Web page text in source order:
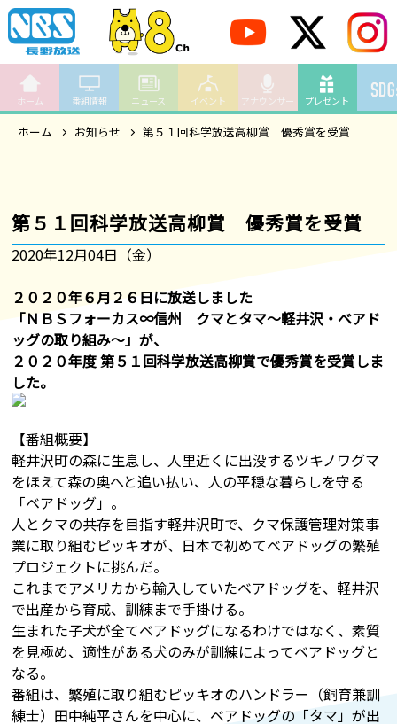
ホーム 番組情報 ニュース イベント アナウンサー プレゼント
ホーム お知らせ 第５１回科学放送高柳賞 優秀賞を受賞
第５１回科学放送高柳賞 優秀賞を受賞
2020年12月04日（金）
２０２０年６月２６日に放送しました
「ＮＢＳフォーカス∞信州 クマとタマ～軽井沢・ベアド
ッグの取り組み～」が、
２０２０年度 第５１回科学放送高柳賞で優秀賞を受賞しま
した。
【番組概要】
軽井沢町の森に生息し、人里近くに出没するツキノワグマ
をほえて森の奥へと追い払い、人の平穏な暮らしを守る
「ベアドッグ」。
人とクマの共存を目指す軽井沢町で、クマ保護管理対策事
業に取り組むピッキオが、日本で初めてベアドッグの繁殖
プロジェクトに挑んだ。
これまでアメリカから輸入していたベアドッグを、軽井沢
で出産から育成、訓練まで手掛ける。
生まれた子犬が全てベアドッグになるわけではなく、素質
を見極め、適性がある犬のみが訓練によってベアドッグと
なる。
番組は、繁殖に取り組むピッキオのハンドラー（飼育兼訓
練士）田中純平さんを中心に、ベアドッグの「タマ」が出